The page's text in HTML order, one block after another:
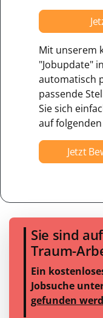
Mit unserem
"Jobupdate"
automatisch
passende
Sie sich
auf
Jetzt
Sie sind
Traum-
Ein
Jobsuche
gefunden